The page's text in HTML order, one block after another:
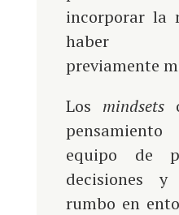
incorporar la
haber
previamente
Los mindsetso
equipo de
decisiones
rumbo en